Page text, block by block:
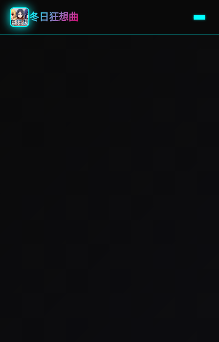
冬日狂想曲